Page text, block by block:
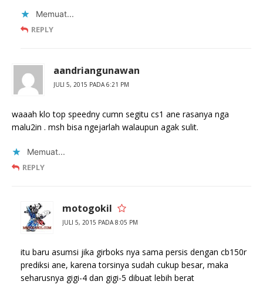
Memuat...
REPLY
aandriangunawan
JULI 5, 2015 PADA 6:21 PM
waaah klo top speedny cumn segitu cs1 ane rasanya nga
malu2in . msh bisa ngejarlah walaupun agak sulit.
Memuat...
REPLY
motogokil
JULI 5, 2015 PADA 8:05 PM
itu baru asumsi jika girboks nya sama persis dengan cb150r
prediksi ane, karena torsinya sudah cukup besar, maka
seharusnya gigi-4 dan gigi-5 dibuat lebih berat